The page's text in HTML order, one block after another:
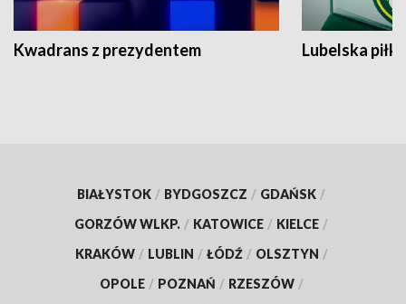
Kwadrans z prezydentem Lubelska piłka
BIAŁYSTOK / BYDGOSZCZ / GDAŃSK /
GORZÓW WLKP. / KATOWICE / KIELCE /
KRAKÓW / LUBLIN / ŁÓDŹ / OLSZTYN /
OPOLE / POZNAŃ / RZESZÓW /